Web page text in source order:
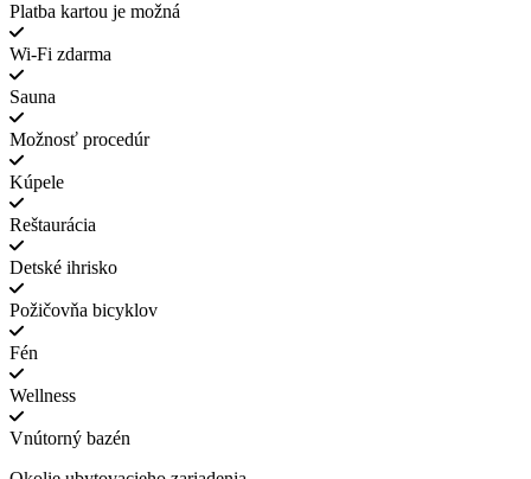
Platba kartou je možná
Wi-Fi zdarma
Sauna
Možnosť procedúr
Kúpele
Reštaurácia
Detské ihrisko
Požičovňa bicyklov
Fén
Wellness
Vnútorný bazén